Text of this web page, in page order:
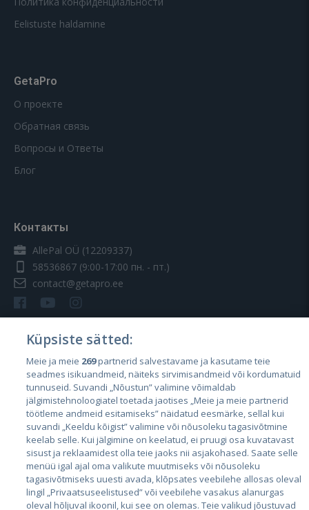
Eelistuste haldamine
GetaPro
О проекте
Обратная связь
Вопросы и Ответы
Блог
Контакты
AllePal OÜ (12209337)
58536867 (9:00-17:00 пн. - пт.)
contact@getapro.ee
Страны
Эстония
Латвия
Литва
Küpsiste sätted:
Meie ja meie 269partnerid salvestavame ja kasutame teie
seadmes isikuandmeid, näiteks sirvimisandmeid või kordumatuid
tunnuseid. Suvandi „Nõustun” valimine võimaldab
jälgimistehnoloogiatel toetada jaotises „Meie ja meie partnerid
töötleme andmeid esitamiseks” näidatud eesmärke, sellal kui
suvandi „Keeldu kõigist” valimine või nõusoleku tagasivõtmine
keelab selle. Kui jälgimine on keelatud, ei pruugi osa kuvatavast
sisust ja reklaamidest olla teie jaoks nii asjakohased. Saate selle
menüü igal ajal oma valikute muutmiseks või nõusoleku
tagasivõtmiseks uuesti avada, klõpsates veebilehe allosas oleval
lingil „Privaatsuseelistused” või veebilehe vasakus alanurgas
oleval hõljuval ikoonil, kui see on olemas. Teie valikud jõustuvad